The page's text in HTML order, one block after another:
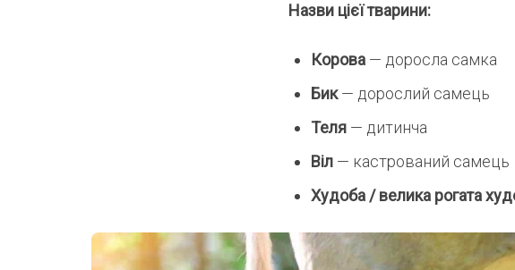
Назви цієї тварини:
Корова — доросла самка
Бик— дорослий самець
Теля — дитинча
Віл — кастрований самець
Худоба / велика рогата